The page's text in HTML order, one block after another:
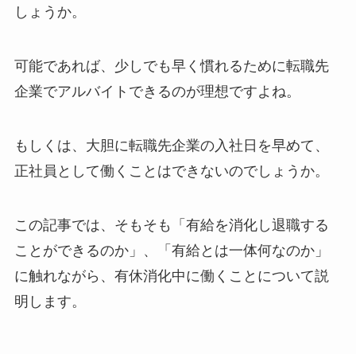
しょうか。
可能であれば、少しでも早く慣れるために転職先
企業でアルバイトできるのが理想ですよね。
もしくは、大胆に転職先企業の入社日を早めて、
正社員として働くことはできないのでしょうか。
この記事では、そもそも「有給を消化し退職する
ことができるのか」、「有給とは一体何なのか」
に触れながら、有休消化中に働くことについて説
明します。